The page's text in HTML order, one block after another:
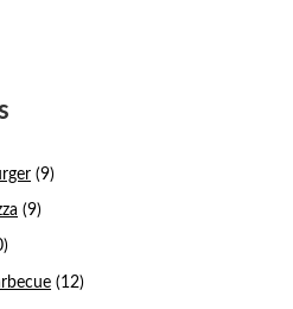
(9)
(9)
(12)